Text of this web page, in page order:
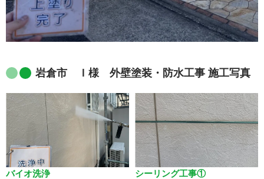
岩倉市 Ｉ様 外壁塗装・防水工事 施工写真
バイオ洗浄 シーリング工事①